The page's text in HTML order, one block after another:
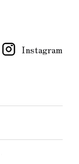
Instagram